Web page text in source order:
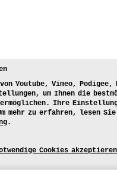
Youtube, Vimeo, Podigee,
um Ihnen die
Ihre
mehr zu erfahren, lesen
.
Cookies akzeptieren